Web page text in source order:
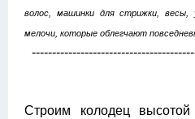
волос, машинки для стрижки,
мелочи, которые облегчают
Строим колодец